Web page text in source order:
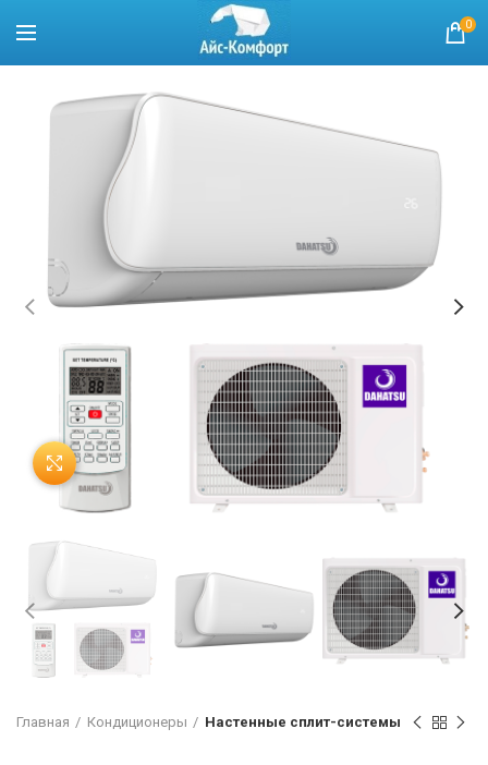
0
Нажмите, чтобы увеличить
Главная Кондиционеры Настенные сплит-системы